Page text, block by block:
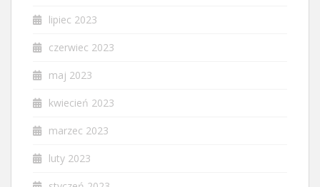
lipiec 2023
czerwiec 2023
maj 2023
kwiecień 2023
marzec 2023
luty 2023